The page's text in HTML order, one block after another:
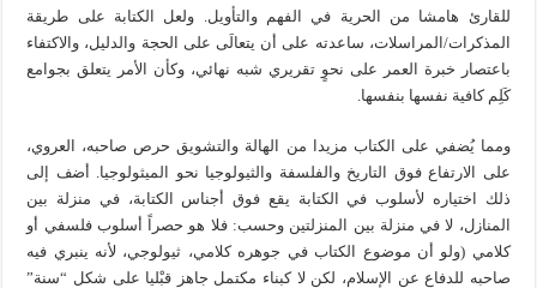
للقارئ هامشا من الحرية في الفهم والتأويل. ولعل الكتابة على طريقة
المذكرات/المراسلات، ساعدته على أن يتعالَى على الحجة والدليل، والاكتفاء
باعتصار خبرة العمر على نحوٍ تقريري شبه نهائي، وكأن الأمر يتعلق بجوامع
كَلِم كافية نفسها بنفسها.
ومما يُضفي على الكتاب مزيدا من الهالة والتشويق حرص صاحبه، العروي،
على الارتفاع فوق التاريخ والفلسفة والثيولوجيا نحو الميثولوجيا. أضف إلى
ذلك اختياره لأسلوب في الكتابة يقع فوق أجناس الكتابة، في منزلة بين
المنازل، لا في منزلة بين المنزلتين وحسب: فلا هو حصراً أسلوب فلسفي أو
كلامي (ولو أن موضوع الكتاب في جوهره كلامي، ثيولوجي، لأنه ينبري فيه
صاحبه للدفاع عن الإسلام، لكن لا كبناء مكتمل جاهز قبْليا على شكل “سنة”